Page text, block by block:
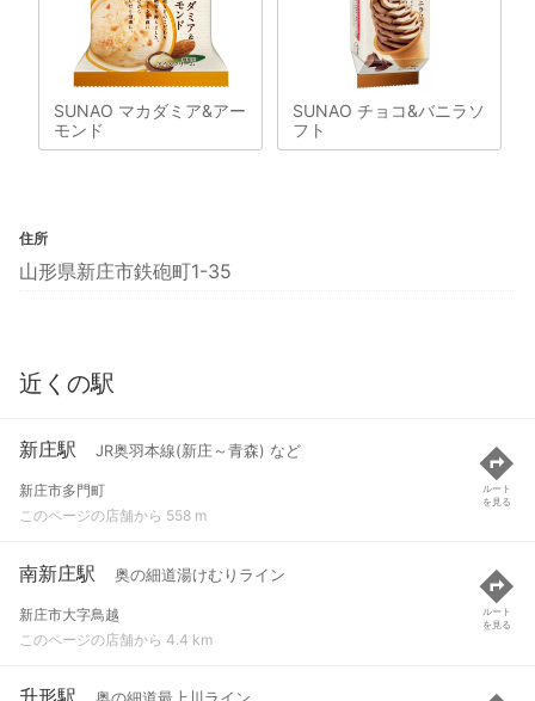
SUNAO マカダミア&アー
モンド
SUNAO チョコ&バニラソ
フト
住所
山形県新庄市鉄砲町1-35
近くの駅
新庄駅 JR奥羽本線(新庄～青森) など
新庄市多門町
このページの店舗から 558 m
ルート
を見る
南新庄駅 奥の細道湯けむりライン
新庄市大字鳥越
このページの店舗から 4.4 km
ルート
を見る
升形駅